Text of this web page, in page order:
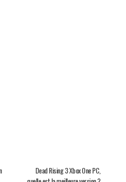
Dead Rising 3 Xbox One PC,